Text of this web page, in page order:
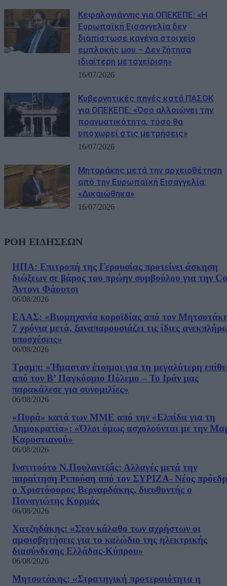
Κεφαλογιάννης για ΟΠΕΚΕΠΕ: «Η
Ευρωπαϊκή Εισαγγελία δεν
διαπίστωσε κανένα στοιχείο
εμπλοκής μου – Δεν ζήτησα
ιδιαίτερη μεταχείριση»
16/07/2026
Κυβερνητικές πηγές κατά ΠΑΣΟΚ
για ΟΠΕΚΕΠΕ: «Όσο αλλοιώνει την
πραγματικότητα, τόσο θα
υποχωρεί στις μετρήσεις»
16/07/2026
Μηταράκης μετά την αρχειοθέτηση
από την Ευρωπαϊκή Εισαγγελία:
«Δικαιώθηκα»
16/07/2026
ΡΟΗ ΕΙΔΗΣΕΩΝ
ΗΠΑ: Επιτροπή της Γερουσίας προτείνει άσκηση
διώξεων σε βάρος του πρώην συμβούλου για την
Άντονι Φάουτσι
06/08/2026
ΕΛΑΣ: «Βιομηχανία κοροϊδίας από τον
7 χρόνια μετά, ξαναπαρουσιάζει τις ίδιες
υποσχέσεις»
06/08/2026
Τραμπ: «Ήμασταν έτοιμοι για τη μεγαλύτερη
από τον Β’ Παγκόσμιο Πόλεμο – Το Ιράν μας
παρακάλεσε για συνομιλίες»
06/08/2026
«Πυρά» κατά των ΜΜΕ από την «Ελπίδα για τη
Δημοκρατία»: «Όλοι όμως ασχολούνται με την
Καρυστιανού»
06/08/2026
Ινστιτούτο Ν.Πουλαντζάς: Αλλαγές μετά την
παραίτηση Ρεπούση από τον ΣΥΡΙΖΑ- Νέος
ο Χριστόφορος Βερναρδάκης, διευθυντής ο
Παναγιώτης Κορμάς
06/08/2026
Χατζηδάκης: «Στον κάλαθο των αχρήστων οι
αμφισβητήσεις για το καλώδιο της ηλεκτρικής
διασύνδεσης Ελλάδας-Κύπρου»
06/08/2026
Μητσοτάκης: «Στρατηγική προτεραιότητα η